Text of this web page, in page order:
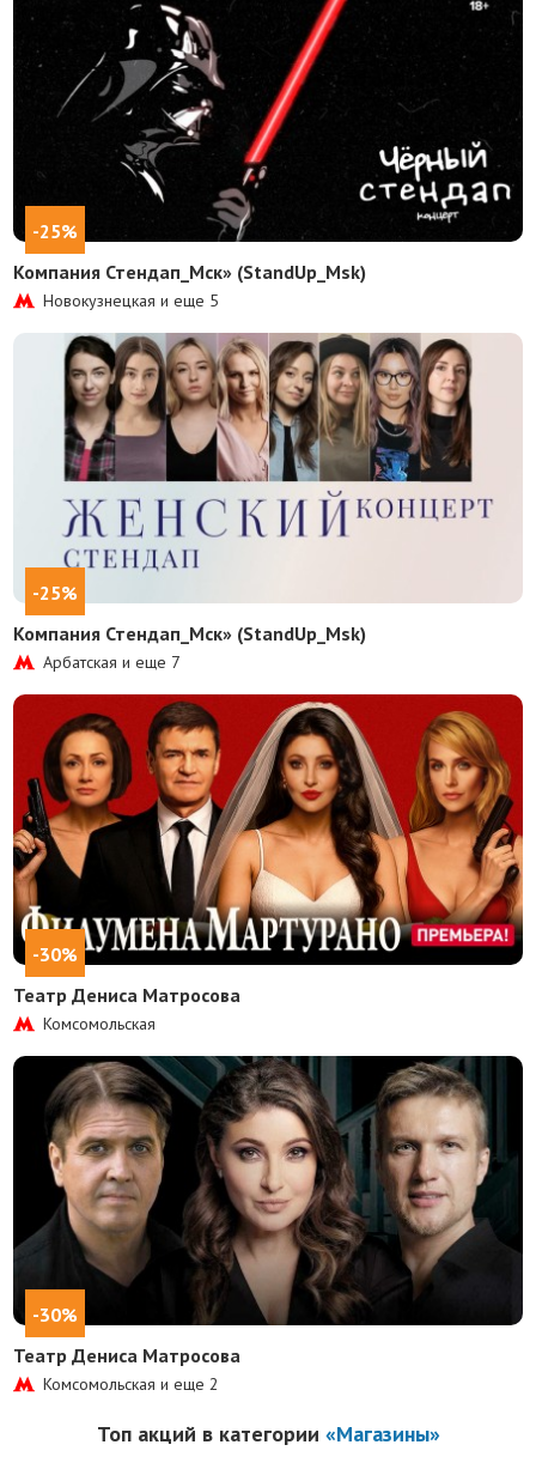
-25%
Компания Стендап_Мск» (StandUp_Msk)
Новокузнецкая и еще 5
-25%
Компания Стендап_Мск» (StandUp_Msk)
Арбатская и еще 7
-30%
Театр Дениса Матросова
Комсомольская
-30%
Театр Дениса Матросова
Комсомольская и еще2
Топ акций в категории «Магазины»